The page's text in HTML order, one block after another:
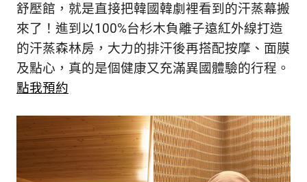
舒壓館，就是直接把韓國韓劇裡看到的汗蒸幕搬
來了！進到以100%台杉木負離子遠紅外線打造
的汗蒸森林房，大力的排汗後再搭配按摩、面膜
及點心，真的是個健康又充滿異國體驗的行程。
點我預約